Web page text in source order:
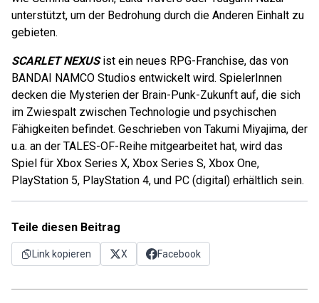
unterstützt, um der Bedrohung durch die Anderen Einhalt zu
gebieten.
SCARLET NEXUSist ein neues RPG-Franchise, das von
BANDAI NAMCO Studios entwickelt wird. SpielerInnen
decken die Mysterien der Brain-Punk-Zukunft auf, die sich
im Zwiespalt zwischen Technologie und psychischen
Fähigkeiten befindet. Geschrieben von Takumi Miyajima, der
u.a. an der TALES-OF-Reihe mitgearbeitet hat, wird das
Spiel für Xbox Series X, Xbox Series S, Xbox One,
PlayStation 5, PlayStation 4, und PC (digital) erhältlich sein.
Teile diesen Beitrag
Link kopieren X Facebook